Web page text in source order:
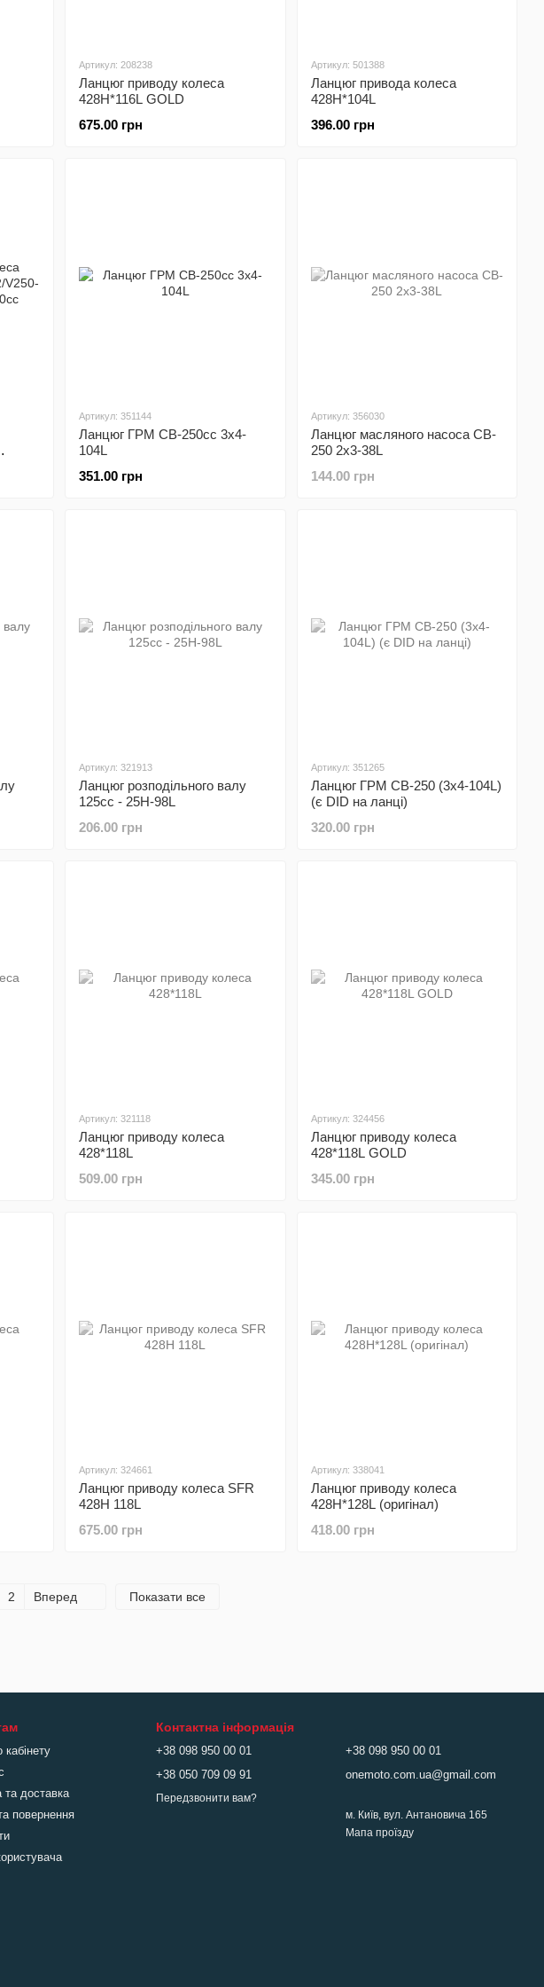
Артикул: 208238
Ланцюг приводу колеса
428H*116L GOLD
675.00 грн
Артикул: 501388
Ланцюг привода колеса
428H*104L
396.00 грн
Артикул: 351144
Ланцюг ГРМ CB-250cc 3x4-
104L
351.00 грн
Артикул: 356030
Ланцюг масляного насоса CB-
250 2х3-38L
144.00 грн
Артикул: 321913
Ланцюг розподільного валу
125сс - 25H-98L
206.00 грн
Артикул: 351265
Ланцюг ГРМ CB-250 (3x4-104L)
(є DID на ланці)
320.00 грн
Артикул: 321118
Ланцюг приводу колеса
428*118L
509.00 грн
Артикул: 324456
Ланцюг приводу колеса
428*118L GOLD
345.00 грн
Артикул: 324661
Ланцюг приводу колеса SFR
428H 118L
675.00 грн
Артикул: 338041
Ланцюг приводу колеса
428Н*128L (оригінал)
418.00 грн
2 Вперед Показати все
кабінету
та доставка
повернення
Контактна інформація
+38 098 950 00 01
+38 050 709 09 91
Передзвонити вам?
+38 098 950 00 01
onemoto.com.ua@gmail.com
м. Київ, вул. Антановича 165
Мапа проїзду